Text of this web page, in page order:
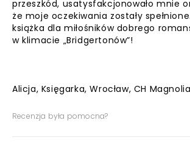
przeszkód, usatysfakcjonowało mnie
że moje oczekiwania zostały
książka dla miłośników dobrego
w klimacie „Bridgertonów”!
Alicja, Księgarka, Wrocław, CH
Recenzja była pomocna?